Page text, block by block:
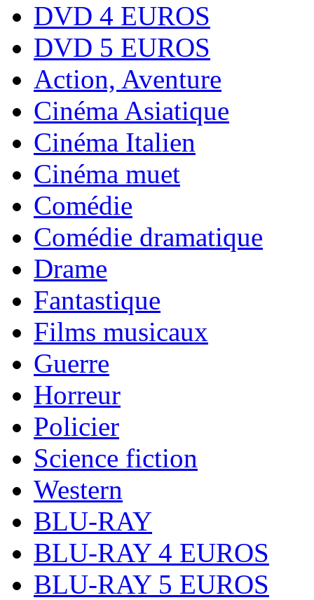
DVD 4 EUROS
DVD 5 EUROS
Action, Aventure
Cinéma Asiatique
Cinéma Italien
Cinéma muet
Comédie
Comédie dramatique
Drame
Fantastique
Films musicaux
Guerre
Horreur
Policier
Science fiction
Western
BLU-RAY
BLU-RAY 4 EUROS
BLU-RAY 5 EUROS